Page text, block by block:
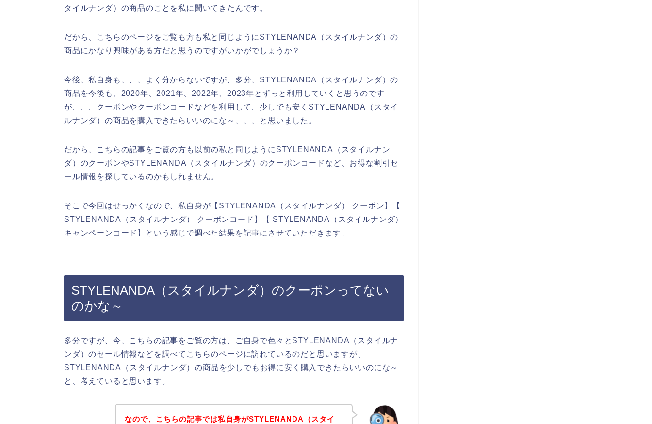
タイルナンダ）の商品のことを私に聞いてきたんです。
だから、こちらのページをご覧も方も私と同じようにSTYLENANDA（スタイルナンダ）の
商品にかなり興味がある方だと思うのですがいかがでしょうか？
今後、私自身も、、、よく分からないですが、多分、STYLENANDA（スタイルナンダ）の
商品を今後も、2020年、2021年、2022年、2023年とずっと利用していくと思うのです
が、、、クーポンやクーポンコードなどを利用して、少しでも安くSTYLENANDA（スタイ
ルナンダ）の商品を購入できたらいいのにな～、、、と思いました。
だから、こちらの記事をご覧の方も以前の私と同じようにSTYLENANDA（スタイルナン
ダ）のクーポンやSTYLENANDA（スタイルナンダ）のクーポンコードなど、お得な割引セ
ール情報を探しているのかもしれません。
そこで今回はせっかくなので、私自身が【STYLENANDA（スタイルナンダ） クーポン】【
STYLENANDA（スタイルナンダ） クーポンコード】【 STYLENANDA（スタイルナンダ）
キャンペーンコード】という感じで調べた結果を記事にさせていただきます。
STYLENANDA（スタイルナンダ）のクーポンってない
のかな～
多分ですが、今、こちらの記事をご覧の方は、ご自身で色々とSTYLENANDA（スタイルナ
ンダ）のセール情報などを調べてこちらのページに訪れているのだと思いますが、
STYLENANDA（スタイルナンダ）の商品を少しでもお得に安く購入できたらいいのにな～
と、考えていると思います。
なので、こちらの記事では私自身がSTYLENANDA（スタイ